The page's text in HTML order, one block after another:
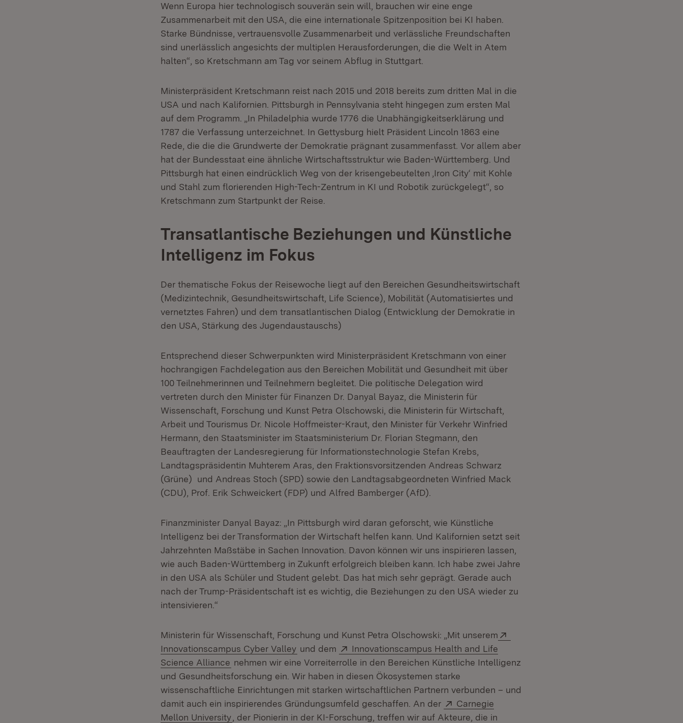
Wenn Europa hier technologisch souverän sein will, brauchen wir eine enge
Zusammenarbeit mit den USA, die eine internationale Spitzenposition bei KI haben.
Starke Bündnisse, vertrauensvolle Zusammenarbeit und verlässliche Freundschaften
sind unerlässlich angesichts der multiplen Herausforderungen, die die Welt in Atem
halten“, so Kretschmann am Tag vor seinem Abflug in Stuttgart.
Ministerpräsident Kretschmann reist nach 2015 und 2018 bereits zum dritten Mal in die
USA und nach Kalifornien. Pittsburgh in Pennsylvania steht hingegen zum ersten Mal
auf dem Programm. „In Philadelphia wurde 1776 die Unabhängigkeitserklärung und
1787 die Verfassung unterzeichnet. In Gettysburg hielt Präsident Lincoln 1863 eine
Rede, die die die Grundwerte der Demokratie prägnant zusammenfasst. Vor allem aber
hat der Bundesstaat eine ähnliche Wirtschaftsstruktur wie Baden-Württemberg. Und
Pittsburgh hat einen eindrücklich Weg von der krisengebeutelten ,Iron City‘ mit Kohle
und Stahl zum florierenden High-Tech-Zentrum in KI und Robotik zurückgelegt“, so
Kretschmann zum Startpunkt der Reise.
Transatlantische Beziehungen und Künstliche
Intelligenz im Fokus
Der thematische Fokus der Reisewoche liegt auf den Bereichen Gesundheitswirtschaft
(Medizintechnik, Gesundheitswirtschaft, Life Science), Mobilität (Automatisiertes und
vernetztes Fahren) und dem transatlantischen Dialog (Entwicklung der Demokratie in
den USA, Stärkung des Jugendaustauschs)
Entsprechend dieser Schwerpunkten wird Ministerpräsident Kretschmann von einer
hochrangigen Fachdelegation aus den Bereichen Mobilität und Gesundheit mit über
100 Teilnehmerinnen und Teilnehmern begleitet. Die politische Delegation wird
vertreten durch den Minister für Finanzen Dr. Danyal Bayaz, die Ministerin für
Wissenschaft, Forschung und Kunst Petra Olschowski, die Ministerin für Wirtschaft,
Arbeit und Tourismus Dr. Nicole Hoffmeister-Kraut, den Minister für Verkehr Winfried
Hermann, den Staatsminister im Staatsministerium Dr. Florian Stegmann, den
Beauftragten der Landesregierung für Informationstechnologie Stefan Krebs,
Landtagspräsidentin Muhterem Aras, den Fraktionsvorsitzenden Andreas Schwarz
(Grüne) und Andreas Stoch (SPD) sowie den Landtagsabgeordneten Winfried Mack
(CDU), Prof. Erik Schweickert (FDP) und Alfred Bamberger (AfD).
Finanzminister Danyal Bayaz: „In Pittsburgh wird daran geforscht, wie Künstliche
Intelligenz bei der Transformation der Wirtschaft helfen kann. Und Kalifornien setzt seit
Jahrzehnten Maßstäbe in Sachen Innovation. Davon können wir uns inspirieren lassen,
wie auch Baden-Württemberg in Zukunft erfolgreich bleiben kann. Ich habe zwei Jahre
in den USA als Schüler und Student gelebt. Das hat mich sehr geprägt. Gerade auch
nach der Trump-Präsidentschaft ist es wichtig, die Beziehungen zu den USA wieder zu
intensivieren.“
Ministerin für Wissenschaft, Forschung und Kunst Petra Olschowski: „Mit unserem
Innovationscampus Cyber Valley (Öffnet in neuem Fenster)
und dem Extern:
Innovationscampus Health and Life
Science Alliance (Öffnet in neuem Fenster)
nehmen wir eine Vorreiterrolle in den Bereichen Künstliche Intelligenz
und Gesundheitsforschung ein. Wir haben in diesen Ökosystemen starke
wissenschaftliche Einrichtungen mit starken wirtschaftlichen Partnern verbunden – und
damit auch ein inspirierendes Gründungsumfeld geschaffen. An der
Extern:
Carnegie
Mellon University (Öffnet in neuem Fenster)
, der Pionierin in der KI-Forschung, treffen wir auf Akteure, die in